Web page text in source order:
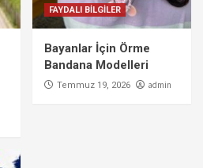
FAYDALI BİLGİLER
Bayanlar İçin Örme
Bandana Modelleri
Temmuz 19, 2026 admin